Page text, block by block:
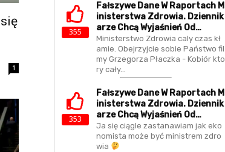
1
355
Fałszywe Dane W Raportach M
Inisterstwa Zdrowia. Dziennik
Arze Chcą Wyjaśnień Od…
Ministerstwo Zdrowia caly czas kł
amie. Obejrzyjcie sobie Państwo fil
my Grzegorza Płaczka - Kobiór kto
ry cały…
353
Fałszywe Dane W Raportach M
Inisterstwa Zdrowia. Dziennik
Arze Chcą Wyjaśnień Od…
Ja się ciągle zastanawiam jak eko
nomista może być ministrem zdro
wia